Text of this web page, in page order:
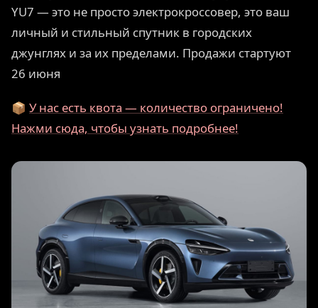
YU7 — это не просто электрокроссовер, это ваш
личный и стильный спутник в городских
джунглях и за их пределами. Продажи стартуют
26 июня
📦 У нас есть квота — количество ограничено!
Нажми сюда, чтобы узнать подробнее!